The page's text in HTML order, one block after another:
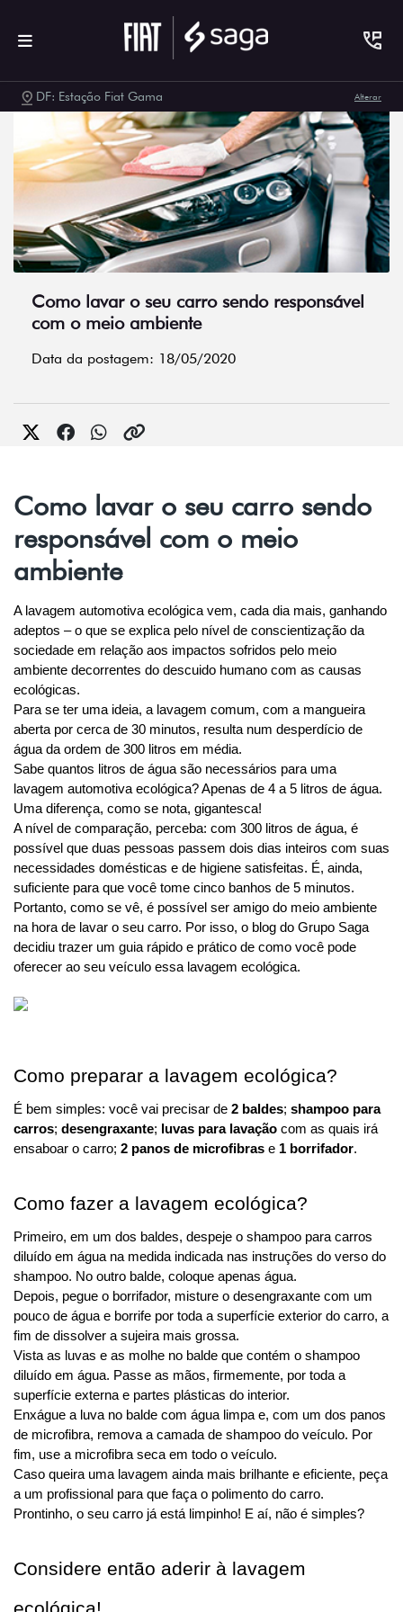
DF: Estação Fiat Gama Alterar
Como lavar o seu carro sendo responsável
com o meio ambiente
Data da postagem: 18/05/2020
Como lavar o seu carro sendo
responsável com o meio
ambiente
A lavagem automotiva ecológica vem, cada dia mais, ganhando
adeptos – o que se explica pelo nível de conscientização da
sociedade em relação aos impactos sofridos pelo meio
ambiente decorrentes do descuido humano com as causas
ecológicas.
Para se ter uma ideia, a lavagem comum, com a mangueira
aberta por cerca de 30 minutos, resulta num desperdício de
água da ordem de 300 litros em média.
Sabe quantos litros de água são necessários para uma
lavagem automotiva ecológica? Apenas de 4 a 5 litros de água.
Uma diferença, como se nota, gigantesca!
A nível de comparação, perceba: com 300 litros de água, é
possível que duas pessoas passem dois dias inteiros com suas
necessidades domésticas e de higiene satisfeitas. É, ainda,
suficiente para que você tome cinco banhos de 5 minutos.
Portanto, como se vê, é possível ser amigo do meio ambiente
na hora de lavar o seu carro. Por isso, o blog do Grupo Saga
decidiu trazer um guia rápido e prático de como você pode
oferecer ao seu veículo essa lavagem ecológica.
Como preparar a lavagem ecológica?
É bem simples: você vai precisar de 2 baldes; shampoo para
carros; desengraxante; luvas para lavação com as quais irá
ensaboar o carro; 2 panos de microfibras e 1 borrifador.
Como fazer a lavagem ecológica?
Primeiro, em um dos baldes, despeje o shampoo para carros
diluído em água na medida indicada nas instruções do verso do
shampoo. No outro balde, coloque apenas água.
Depois, pegue o borrifador, misture o desengraxante com um
pouco de água e borrife por toda a superfície exterior do carro, a
fim de dissolver a sujeira mais grossa.
Vista as luvas e as molhe no balde que contém o shampoo
diluído em água. Passe as mãos, firmemente, por toda a
superfície externa e partes plásticas do interior.
Enxágue a luva no balde com água limpa e, com um dos panos
de microfibra, remova a camada de shampoo do veículo. Por
fim, use a microfibra seca em todo o veículo.
Caso queira uma lavagem ainda mais brilhante e eficiente, peça
a um profissional para que faça o polimento do carro.
Prontinho, o seu carro já está limpinho! E aí, não é simples?
Considere então aderir à lavagem